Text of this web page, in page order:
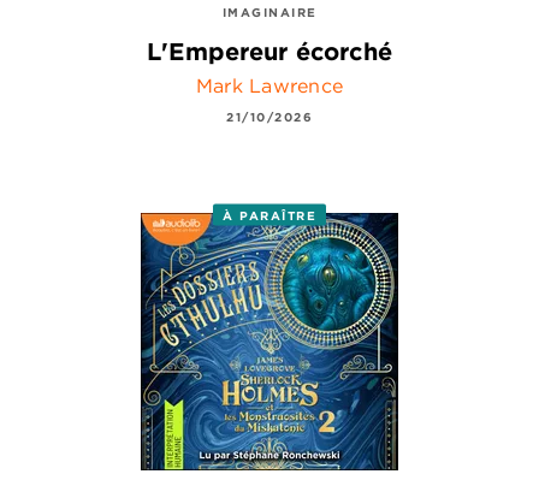
IMAGINAIRE
L'Empereur écorché
Mark Lawrence
21/10/2026
À PARAÎTRE